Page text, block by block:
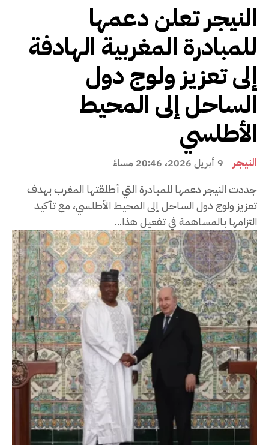
النيجر تعلن دعمها
للمبادرة المغربية الهادفة
إلى تعزيز ولوج دول
الساحل إلى المحيط
الأطلسي
النيجر 9 أبريل 2026، 20:46 مساءً
جددت النيجر دعمها للمبادرة التي أطلقتها المغرب بهدف
تعزيز ولوج دول الساحل إلى المحيط الأطلسي، مع تأكيد
التزامها بالمساهمة في تفعيل هذا...